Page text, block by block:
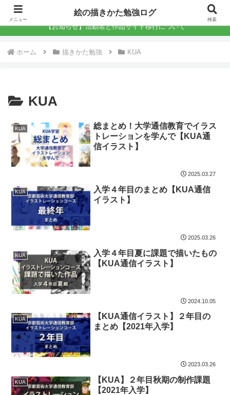
絵の描きかた勉強ログ
【お知らせ】活動名と作品サイト移行について
ホーム 描きかた勉強 KUA
KUA
KUA
総まとめ！大学通信教育でイラス
トレーションを学んで【KUA通
信イラスト】
2025.03.27
KUA
入学４年目のまとめ【KUA通信
イラスト】
2025.03.26
KUA
入学４年目夏に課題で描いたもの
【KUA通信イラスト】
2024.10.05
KUA
【KUA通信イラスト】２年目の
まとめ【2021年入学】
2023.03.26
KUA
【KUA】２年目秋期の制作課題
【2021年入学】
メニュー
絵の描きかた勉強ログ
検索